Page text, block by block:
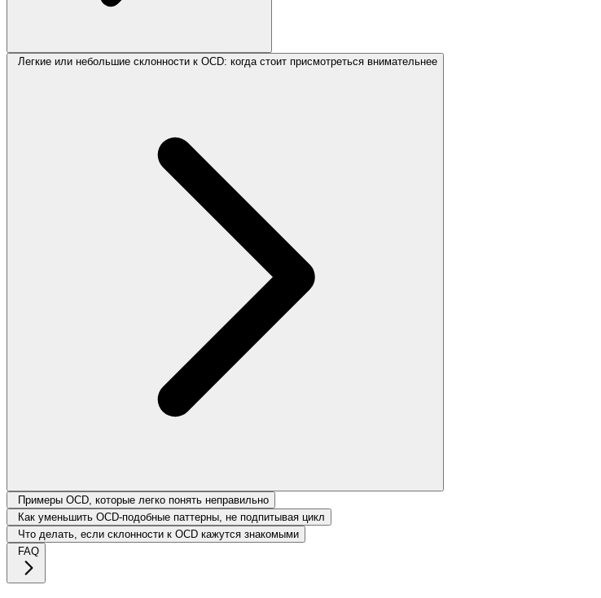
Легкие или небольшие склонности к OCD: когда стоит присмотреться внимательнее
Примеры OCD, которые легко понять неправильно
Как уменьшить OCD-подобные паттерны, не подпитывая цикл
Что делать, если склонности к OCD кажутся знакомыми
FAQ